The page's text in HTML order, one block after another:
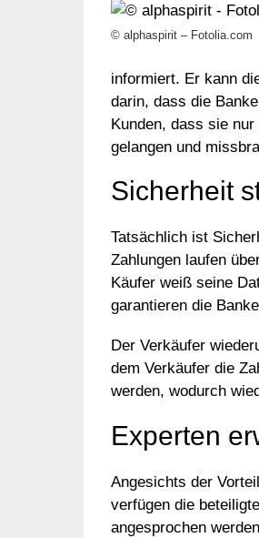
© alphaspirit – Fotolia.com
informiert. Er kann
darin, dass die
Kunden, dass sie
gelangen und
Sicherheit
Tatsächlich ist
Zahlungen laufen
Käufer weiß seine
garantieren die
Der Verkäufer
dem Verkäufer die
werden, wodurch
Experten
Angesichts der
verfügen die
angesprochen